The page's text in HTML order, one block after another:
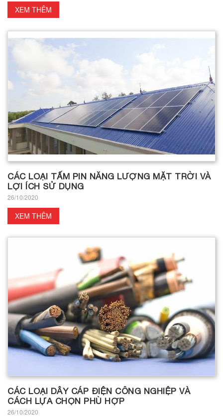
XEM THÊM
CÁC LOẠI TẤM PIN NĂNG LƯỢNG MẶT TRỜI VÀ
LỢI ÍCH SỬ DỤNG
26/10/2020
XEM THÊM
CÁC LOẠI DÂY CÁP ĐIỆN CÔNG NGHIỆP VÀ
CÁCH LỰA CHỌN PHÙ HỢP
26/10/2020